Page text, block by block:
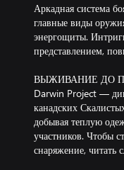
Аркадная система
главные виды
энергощиты.
представлением,
ВЫЖИВАНИЕ ДО
Darwin Project —
канадских
добывая теплую
участников. Чтобы
снаряжение, читать